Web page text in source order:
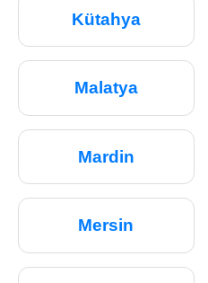
Kütahya
Malatya
Mardin
Mersin